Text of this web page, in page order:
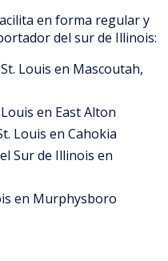
en forma regular y
del sur de Illinois:
Louis en Mascoutah,
en East Alton
Louis en Cahokia
Sur de Illinois en
en Murphysboro